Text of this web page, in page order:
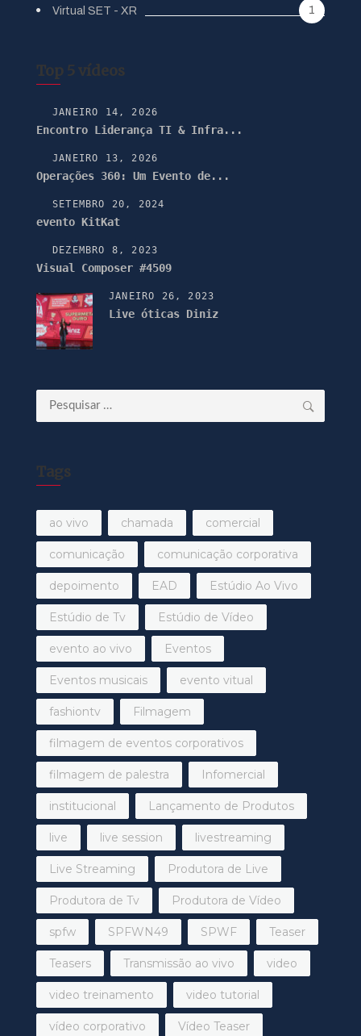
Virtual SET - XR 1
Top 5 vídeos
JANEIRO 14, 2026
Encontro Liderança TI & Infra...
JANEIRO 13, 2026
Operações 360: Um Evento de...
SETEMBRO 20, 2024
evento KitKat
DEZEMBRO 8, 2023
Visual Composer #4509
JANEIRO 26, 2023
Live óticas Diniz
Pesquisar
por:
Tags
ao vivo chamada comercial
comunicação comunicação corporativa
depoimento EAD Estúdio Ao Vivo
Estúdio de Tv Estúdio de Vídeo
evento ao vivo Eventos
Eventos musicais evento vitual
fashiontv Filmagem
filmagem de eventos corporativos
filmagem de palestra Infomercial
institucional Lançamento de Produtos
live live session livestreaming
Live Streaming Produtora de Live
Produtora de Tv Produtora de Vídeo
spfw SPFWN49 SPWF Teaser
Teasers Transmissão ao vivo video
video treinamento video tutorial
vídeo corporativo Vídeo Teaser